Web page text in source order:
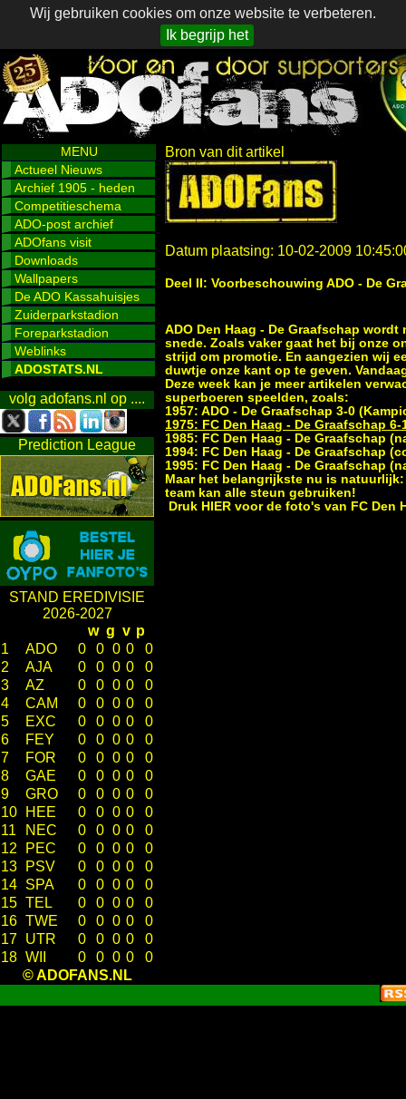
Wij gebruiken cookies om onze website te verbeteren.
Ik begrijp het
MENU
Actueel Nieuws
Archief 1905 - heden
Competitieschema
ADO-post archief
ADOfans visit
Downloads
Wallpapers
De ADO Kassahuisjes
Zuiderparkstadion
Foreparkstadion
Weblinks
ADOSTATS.NL
volg adofans.nl op ....
Prediction League
STAND EREDIVISIE
2026-2027
w g v p
1
ADO 0 0 0 0
0
2
AJA 0 0 0 0
0
3
AZ 0 0 0 0
0
4
CAM 0 0 0 0
0
5
EXC 0 0 0 0
0
6
FEY 0 0 0 0
0
7
FOR 0 0 0 0
0
8
GAE 0 0 0 0
0
9
GRO 0 0 0 0
0
10
HEE 0 0 0 0
0
11
NEC 0 0 0 0
0
12
PEC 0 0 0 0
0
13
PSV 0 0 0 0
0
14 SPA 0 0 0 0
0
15 TEL 0 0 0 0
0
16 TWE 0 0 0 0
0
17 UTR 0 0 0 0
0
18 WII 0 0 0 0
0
© ADOFANS.NL
Bron van dit artikel
Datum plaatsing: 10-02-2009
Deel II: Voorbeschouwing ADO - De
ADO Den Haag - De Graafschap
snede. Zoals vaker gaat het bij onze
strijd om promotie. En aangezien wij
duwtje onze kant op te geven.
Deze week kan je meer artikelen
superboeren speelden, zoals:
1957: ADO - De Graafschap 3-0
1975: FC Den Haag - De Graafschap 6-
1985: FC Den Haag - De Graafschap
1994: FC Den Haag - De Graafschap
1995: FC Den Haag - De Graafschap
Maar het belangrijkste nu is
team kan alle steun gebruiken!
Druk HIER voor de foto's van FC Den